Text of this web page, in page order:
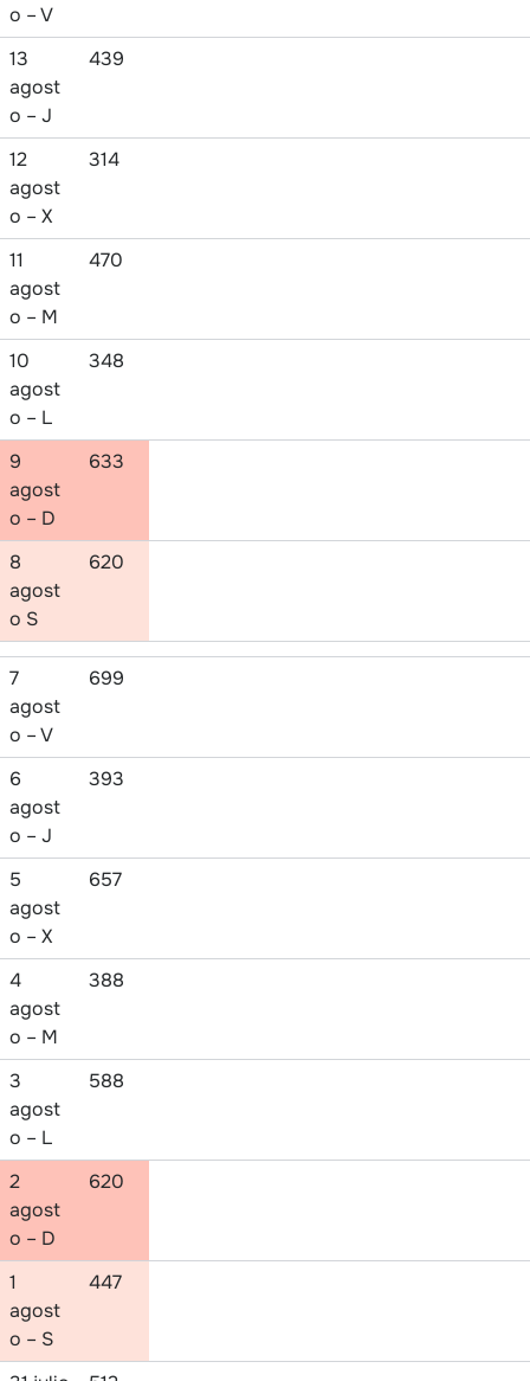
o – V
13
agost
o – J
439
12
agost
o – X
314
11
agost
o – M
470
10
agost
o – L
348
9
agost
o – D
633
8
agost
o S
620
7
agost
o – V
699
6
agost
o – J
393
5
agost
o – X
657
4
agost
o – M
388
3
agost
o – L
588
2
agost
o – D
620
1
agost
o – S
447